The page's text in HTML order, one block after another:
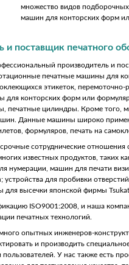
множество видов подборочных
машин для конторских форм
и поставщик печатного
производитель и
печатные машины для
этикеток,
конторских форм или
печатные цилиндры. Кроме того,
Данные машины широко
формуляров, печать на
сотруднические
известных продуктов, таких
нумерации, машин для печати
для пробивки
высечки японской фирмы
ISO9001:2008, и наша
печатных технологий.
опытных инженеров-
и производить
У нас также есть